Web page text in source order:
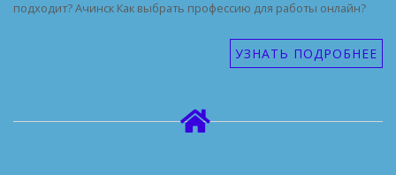
подходит? Ачинск Как выбрать профессию для работы онлайн?
УЗНАТЬ ПОДРОБНЕЕ